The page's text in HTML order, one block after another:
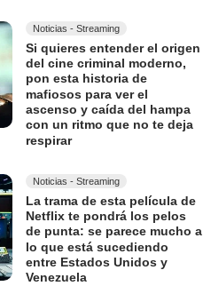
Noticias - Streaming
Si quieres entender el origen
del cine criminal moderno,
pon esta historia de
mafiosos para ver el
ascenso y caída del hampa
con un ritmo que no te deja
respirar
Noticias - Streaming
La trama de esta película de
Netflix te pondrá los pelos
de punta: se parece mucho a
lo que está sucediendo
entre Estados Unidos y
Venezuela